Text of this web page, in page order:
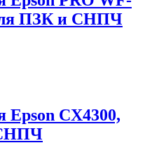
ПЗК и СНПЧ
Epson CX4300,